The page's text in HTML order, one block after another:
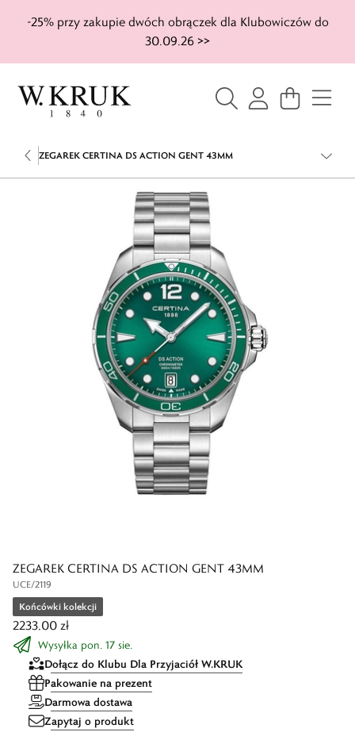
-25% przy zakupie dwóch obrączek dla Klubowiczów do
30.09.26 >>
ZEGAREK CERTINA DS ACTION GENT 43MM
ZEGAREK CERTINA DS ACTION GENT 43MM
UCE/2119
Końcówki kolekcji
2233,00 zł
Wysyłka pon. 17 sie.
Dołącz do Klubu Dla Przyjaciół W.KRUK
Pakowanie na prezent
Darmowa dostawa
Zapytaj o produkt